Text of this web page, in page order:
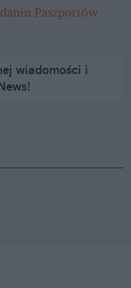
Paszportów
wiadomości i